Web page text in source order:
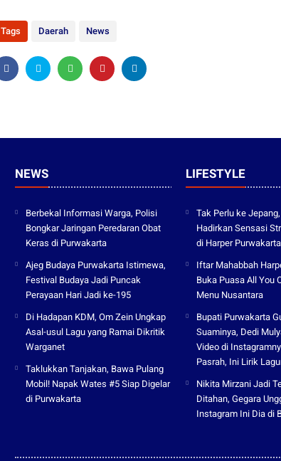
Tags Daerah News
NEWS
Berbekal Informasi Warga, Polisi
Bongkar Jaringan Peredaran Obat
Keras di Purwakarta
Ajeg Budaya Purwakarta Istimewa,
Festival Budaya Jadi Puncak
Perayaan Hari Jadi ke-195
Di Hadapan KDM, Om Zein Ungkap
Asal-usul Lagu yang Ramai Dikritik
Warganet
Taklukkan Tanjakan, Bawa Pulang
Mobil! Napak Wates #5 Siap Digelar
di Purwakarta
LIFESTYLE
Tak Perlu ke
Hadirkan Sensasi
di Harper Purwakarta
Iftar Mahabbah
Buka Puasa All You
Menu Nusantara
Bupati Purwakarta
Suaminya, Dedi
Video di
Pasrah, Ini Lirik
Nikita Mirzani Jadi
Ditahan, Gegara
Instagram Ini Dia di